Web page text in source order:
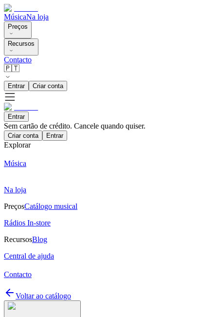
MúsicaNa loja
Preços
Recursos
Contacto
🇵🇹
Entrar Criar conta
Entrar
Sem cartão de crédito. Cancele quando quiser.
Criar conta Entrar
Explorar
Música
Na loja
PreçosCatálogo musical
Rádios In-store
RecursosBlog
Central de ajuda
Contacto
Voltar ao catálogo